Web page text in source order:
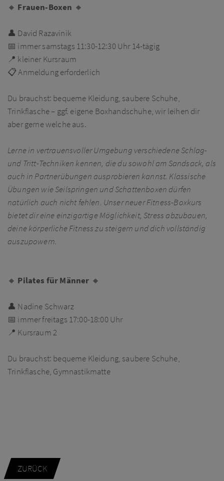
🔸 Frauen-Boxen 🔸
👤 David Razavinik
📅 immer samstags 11:30-12:30 Uhr 14-tägig
📍 kleiner Kursraum
📋 Anmeldung erforderlich
Du brauchst: bequeme Kleidung, saubere Schuhe,
Trinkflasche – ggf. eigene Boxhandschuhe, wir leihen dir
aber gerne welche aus.
Lerne in vertrauensvoller Umgebung verschiedene Schlag-
und Tritt-Techniken kennen, die du sowohl am Sandsack, als
auch in Partnerübungen ausprobieren kannst. Klassische
Übungen wie Seilspringen und Schattenboxen dürfen
natürlich auch nicht fehlen. Unser neuer Fitness-Boxkurs
bietet dir eine einzigartige Möglichkeit, Stress abzubauen,
deine körperliche Fitness zu steigern und dich vollständig
auszupowern.
🔸 Pilates für Männer 🔸
👤 Nadine Schwarz
📅 immer freitags 17:00-18:00 Uhr
📍 Kursraum 2
Du brauchst: bequeme Kleidung, saubere Schuhe,
Trinkflasche, Gymnastikmatte
ZURÜCK